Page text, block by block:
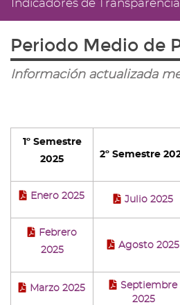
página
inicio
Indicadores de Transparencia
Periodo Medio de
Información actualizada
1º Semestre
2025
2º Semestre
Enero 2025 Julio 2025
Febrero
2025
Agosto 2025
Marzo 2025
Septiembre
2025